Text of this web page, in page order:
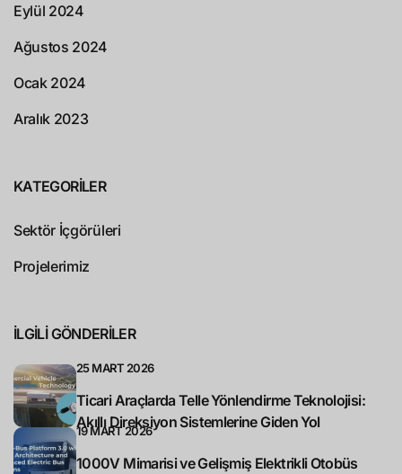
Eylül 2024
Ağustos 2024
Ocak 2024
Aralık 2023
KATEGORILER
Sektör İçgörüleri
Projelerimiz
ILGILI GÖNDERILER
25 MART 2026
Ticari Araçlarda Telle Yönlendirme Teknolojisi:
Akıllı Direksiyon Sistemlerine Giden Yol
19 MART 2026
1000V Mimarisi ve Gelişmiş Elektrikli Otobüs